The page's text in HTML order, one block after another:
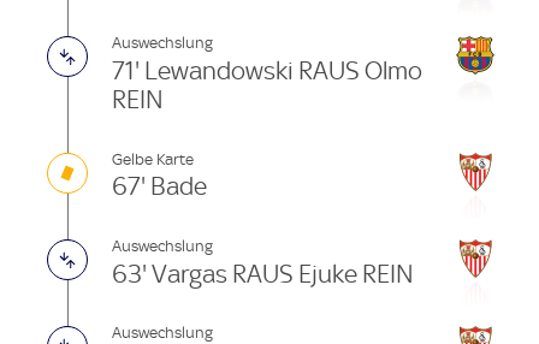
Auswechslung
71' Lewandowski RAUS Olmo
REIN
Gelbe Karte
67' Bade
Auswechslung
63' Vargas RAUS Ejuke REIN
Auswechslung